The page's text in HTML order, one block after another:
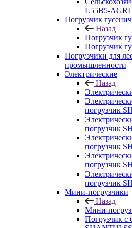
L55B5-AGRI
Погрузчик
Назад
Погрузчик
Погрузчик
Погрузчики для
промышленности
Электрические
Назад
погрузчик
погрузчик
погрузчик
погрузчик
погрузчик
Мини-погрузчики
Назад
Мини-
Погрузчик с